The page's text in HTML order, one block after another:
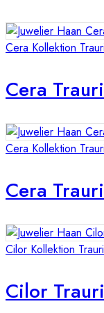
Cera Kollektion
Cera
Cera Kollektion
Cera
Cilor Kollektion
Cilor